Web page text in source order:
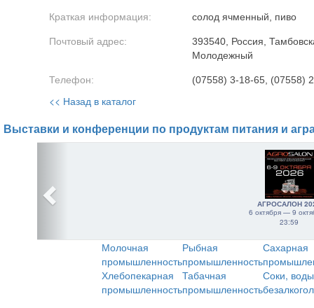
Краткая информация: солод ячменный, пиво
Почтовый адрес:
393540, Россия,
Молодежный
Телефон: (07558) 3-18-65, (07558)
<< Назад в каталог
Выставки и конференции по продуктам питания и
АГРОСАЛОН
6 октября — 9
23:59
Молочная
промышленность
Рыбная
промышленность
Сахарная
Хлебопекарная
промышленность
Табачная
промышленность
Соки,